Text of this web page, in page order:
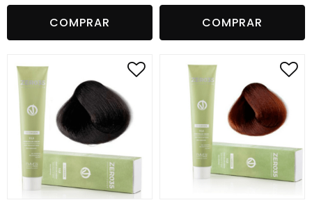
preço
original
era:
preço
atual
é:
COMPRAR COMPRAR